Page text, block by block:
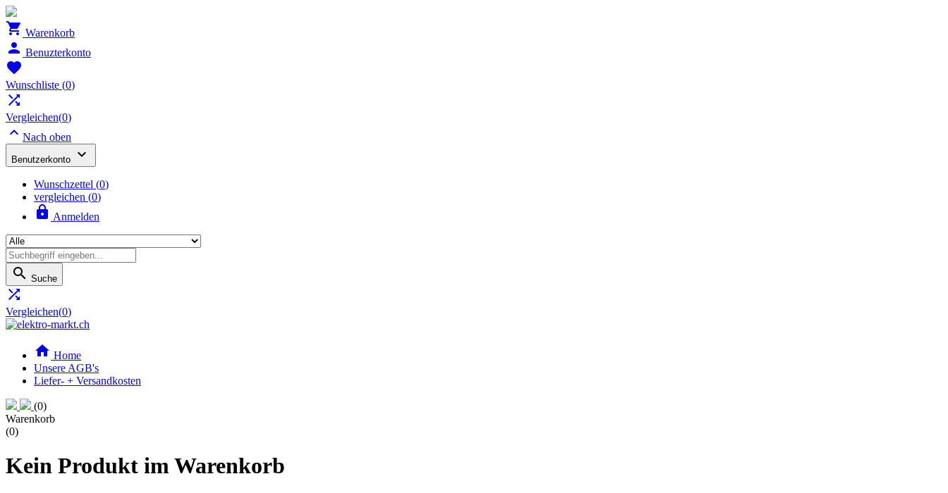
 Warenkorb
 Benuzterkonto

Wunschliste (0)

Vergleichen(0)
 Nach oben
Benutzerkonto 
Wunschzettel (0)
vergleichen (0)
 Anmelden
 Suche

Vergleichen(0)
 Home
Unsere AGB's
Liefer- + Versandkosten
(0)
Warenkorb
(0)
Kein Produkt im Warenkorb